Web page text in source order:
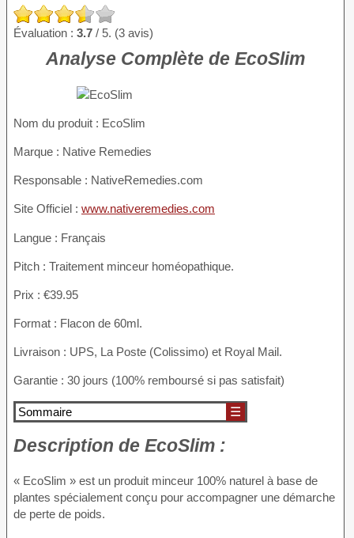
Évaluation : 3.7 / 5. (3 avis)
Analyse Complète de EcoSlim
Nom du produit : EcoSlim
Marque : Native Remedies
Responsable : NativeRemedies.com
Site Officiel : www.nativeremedies.com
Langue : Français
Pitch : Traitement minceur homéopathique.
Prix : €39.95
Format : Flacon de 60ml.
Livraison : UPS, La Poste (Colissimo) et Royal Mail.
Garantie : 30 jours (100% remboursé si pas satisfait)
Sommaire ☰
Description de EcoSlim :
« EcoSlim » est un produit minceur 100% naturel à base de
plantes spécialement conçu pour accompagner une démarche
de perte de poids.